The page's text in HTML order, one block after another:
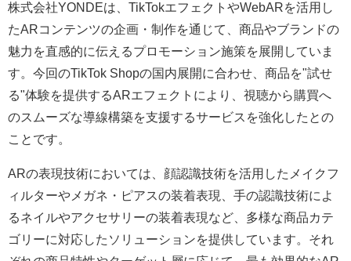
株式会社YONDEは、TikTokエフェクトやWebARを活用し
たARコンテンツの企画・制作を通じて、商品やブランドの
魅力を直感的に伝えるプロモーション施策を展開していま
す。今回のTikTok Shopの国内展開に合わせ、商品を"試せ
る"体験を提供するARエフェクトにより、視聴から購買へ
のスムーズな導線構築を支援するサービスを強化したとの
ことです。
ARの表現技術においては、顔認識技術を活用したメイクフ
ィルターやメガネ・ピアスの装着表現、手の認識技術によ
るネイルやアクセサリーの装着表現など、多様な商品カテ
ゴリーに対応したソリューションを提供しています。それ